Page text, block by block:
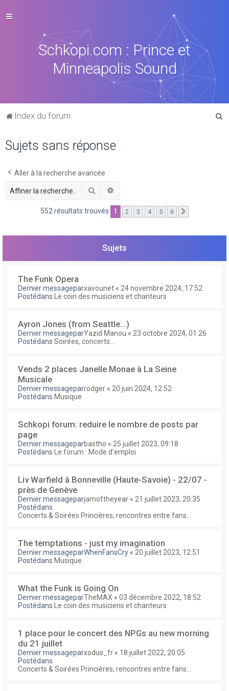
Schkopi.com : Prince et
Minneapolis Sound
Index du forum
Sujets sans réponse
Aller à la recherche avancée
Rechercher
552 résultats trouvés 1 2 3 4 5 6
Sujets
The Funk Opera
Dernier messageparxavounet « 24 novembre 2024, 17:52
Postédans
Le coin des musiciens et chanteurs
Ayron Jones (from Seattle...)
Dernier messageparYazid Manou « 23 octobre 2024, 01:26
Postédans Soirées, concerts...
Vends 2 places Janelle Monae à La Seine
Musicale
Dernier messageparrodger « 20 juin 2024, 12:52
Postédans Musique
Schkopi forum: reduire le nombre de posts par
page
Dernier messageparbastho « 25 juillet 2023, 09:18
Postédans
Le forum : Mode d'emploi
Liv Warfield à Bonneville (Haute-Savoie) - 22/07 -
près de Genève
Dernier messageparjamoftheyear « 21 juillet 2023, 20:35
Postédans
Concerts & Soirées Princières, rencontres entre fans...
The temptations - just my imagination
Dernier messageparWhenFansCry « 20 juillet 2023, 12:51
Postédans Musique
What the Funk is Going On
Dernier messageparTheMAX « 03 décembre 2022, 18:52
Postédans
Le coin des musiciens et chanteurs
1 place pour le concert des NPGs au new morning
du 21 juillet
Dernier messageparxodus_fr « 18 juillet 2022, 20:05
Postédans
Concerts & Soirées Princières, rencontres entre fans...